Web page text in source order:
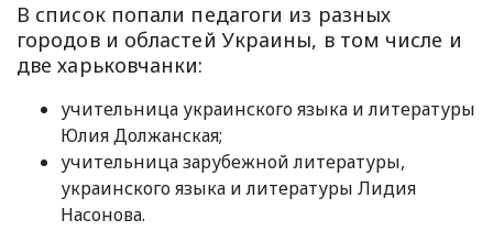
В список попали педагоги из разных
городов и областей Украины, в том числе и
две харьковчанки:
учительница украинского языка и литературы
Юлия Должанская;
учительница зарубежной литературы,
украинского языка и литературы Лидия
Насонова.